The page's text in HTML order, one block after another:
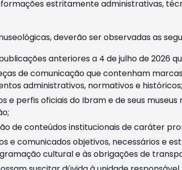
estritamente administrativas,
deverão ser observadas as
anteriores a 4 de julho de 2026
de comunicação que contenham
administrativos, normativos e históricos;
e perfis oficiais do Ibram e de seus
de conteúdos institucionais de caráter
e comunicados objetivos, necessários e
cultural e às obrigações de